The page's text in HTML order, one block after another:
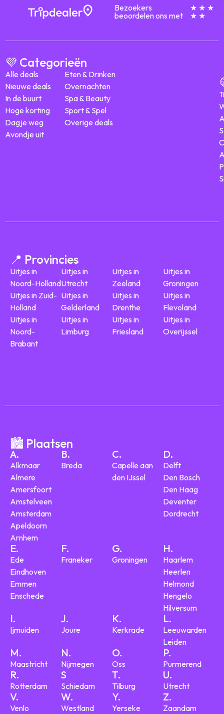
Bezoekers
beoordelen ons met
★ ★ ★
★ ★
💜 Categorieën
Alle deals
Nieuwe deals
In de buurt
Hoge korting
Dagje weg
Avondje uit
Eten & Drinken
Overnachten
Spa & Beauty
Sport & Spel
Overige deals
📍 Provincies
Uitjes in
Noord-Holland
Uitjes in Zuid-
Holland
Uitjes in
Noord-
Brabant
Uitjes in
Utrecht
Uitjes in
Gelderland
Uitjes in
Limburg
Uitjes in
Zeeland
Uitjes in
Drenthe
Uitjes in
Friesland
Uitjes in
Groningen
Uitjes in
Flevoland
Uitjes in
Overijssel
🏙️ Plaatsen
A.
Alkmaar
Almere
Amersfoort
Amstelveen
Amsterdam
Apeldoorn
Arnhem
B.
Breda
C.
Capelle aan
den IJssel
D.
Delft
Den Bosch
Den Haag
Deventer
Dordrecht
E.
Ede
Eindhoven
Emmen
Enschede
F.
Franeker
G.
Groningen
H.
Haarlem
Heerlen
Helmond
Hengelo
Hilversum
I.
Ijmuiden
J.
Joure
K.
Kerkrade
L.
Leeuwarden
Leiden
M.
Maastricht
N.
Nijmegen
O.
Oss
P.
Purmerend
R.
Rotterdam
S
Schiedam
T.
Tilburg
U.
Utrecht
V.
Venlo
W.
Westland
Y.
Yerseke
Z.
Zaandam